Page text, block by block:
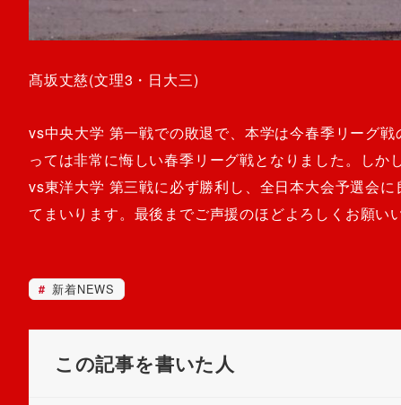
髙坂丈慈(文理3・日大三)
vs中央大学 第一戦での敗退で、本学は今春季リーグ
っては非常に悔しい春季リーグ戦となりました。し
vs東洋大学 第三戦に必ず勝利し、全日本大会予選会
てまいります。最後までご声援のほどよろしくお願い
新着NEWS
この記事を書いた人